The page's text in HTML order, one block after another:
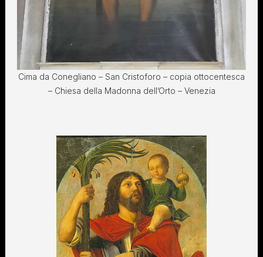
Cima da Conegliano – San Cristoforo – copia ottocentesca
– Chiesa della Madonna dell’Orto – Venezia